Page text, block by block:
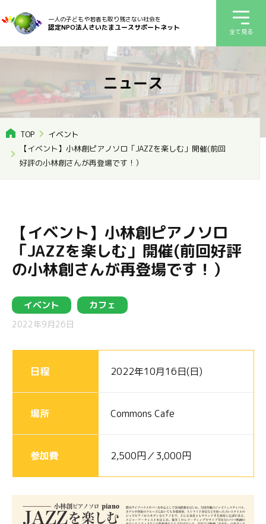
一人の子どもや若者も取り残さない社会を
認定NPO法人さいたまユースサポートネット 全て見る
ニュース
TOP
イベント
【イベント】小林創ピアノソロ「JAZZを楽しむ」開催(前回
好評の小林創さんが再登場です！）
【イベント】小林創ピアノソロ
「JAZZを楽しむ」開催(前回好評
の小林創さんが再登場です！）
イベント カフェ
2022年9月26日
日程 2022年10月16日(日)
場所 Commons Cafe
参加費 2,500円／3,000円